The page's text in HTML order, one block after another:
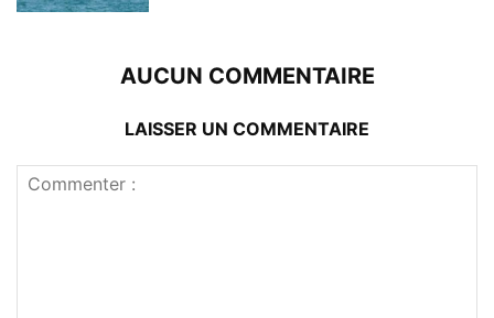
AUCUN COMMENTAIRE
LAISSER UN COMMENTAIRE